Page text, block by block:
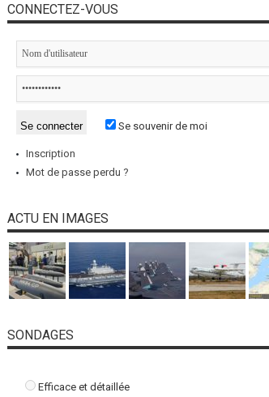
CONNECTEZ-VOUS
Se souvenir de moi
Inscription
Mot de passe perdu ?
ACTU EN IMAGES
SONDAGES
Efficace et détaillée